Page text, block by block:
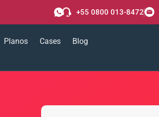
+55 0800 013-8472
Planos Cases Blog